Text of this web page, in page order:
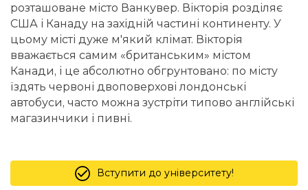
розташоване місто Ванкувер. Вікторія розділяє
США і Канаду на західній частині континенту. У
цьому місті дуже м'який клімат. Вікторія
вважається самим «британським» містом
Канади, і це абсолютно обгрунтовано: по місту
їздять червоні двоповерхові лондонські
автобуси, часто можна зустріти типово англійські
магазинчики і пивні.
Вступити до університету!